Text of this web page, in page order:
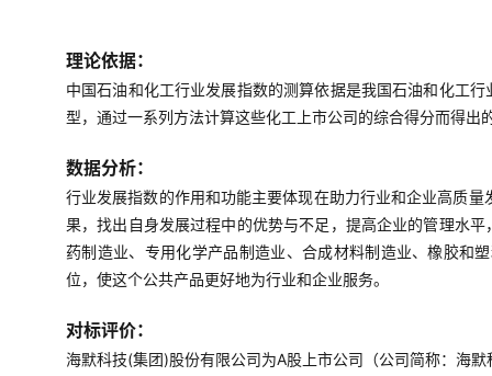
理论依据：
中国石油和化工行业发展指数的测算依据是我国石油和化工
型，通过一系列方法计算这些化工上市公司的综合得分而得
数据分析：
行业发展指数的作用和功能主要体现在助力行业和企业高质
果，找出自身发展过程中的优势与不足，提高企业的管理水
药制造业、专用化学产品制造业、合成材料制造业、橡胶和
位，使这个公共产品更好地为行业和企业服务。
对标评价：
海默科技(集团)股份有限公司为A股上市公司（公司简称：海